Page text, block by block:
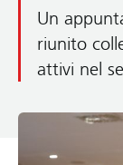
Un
riunito
attivi nel